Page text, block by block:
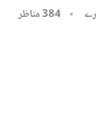
384مناظر